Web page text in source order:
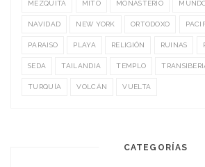
MEZQUITA MITO MONASTERIO
NAVIDAD NEW YORK ORTODOXO
PARAISO PLAYA RELIGIÓN RUINAS
SEDA TAILANDIA TEMPLO
TURQUÍA VOLCÁN VUELTA
CATEGORÍAS